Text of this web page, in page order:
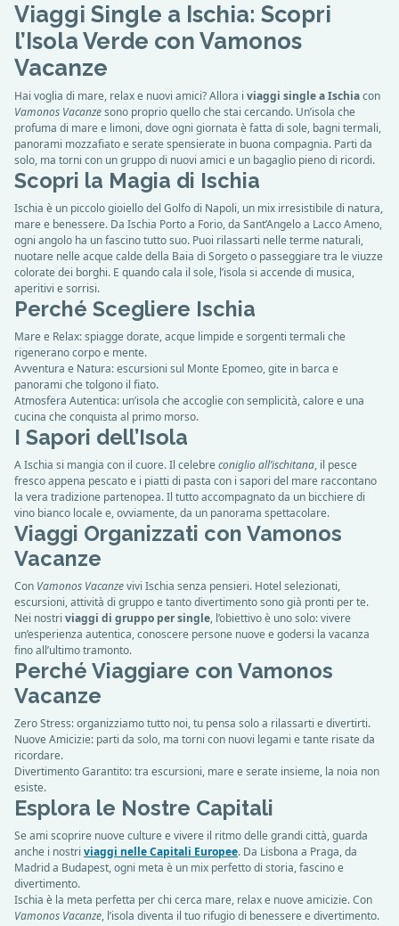
Viaggi Single a Ischia: Scopri
l’Isola Verde con Vamonos
Vacanze
Hai voglia di mare, relax e nuovi amici? Allora i viaggi single a Ischiacon
Vamonos Vacanzesono proprio quello che stai cercando. Un’isola che
profuma di mare e limoni, dove ogni giornata è fatta di sole, bagni termali,
panorami mozzafiato e serate spensierate in buona compagnia. Parti da
solo, ma torni con un gruppo di nuovi amici e un bagaglio pieno di ricordi.
Scopri la Magia di Ischia
Ischia è un piccolo gioiello del Golfo di Napoli, un mix irresistibile di natura,
mare e benessere. Da Ischia Porto a Forio, da Sant’Angelo a Lacco Ameno,
ogni angolo ha un fascino tutto suo. Puoi rilassarti nelle terme naturali,
nuotare nelle acque calde della Baia di Sorgeto o passeggiare tra le viuzze
colorate dei borghi. E quando cala il sole, l’isola si accende di musica,
aperitivi e sorrisi.
Perché Scegliere Ischia
Mare e Relax: spiagge dorate, acque limpide e sorgenti termali che
rigenerano corpo e mente.
Avventura e Natura: escursioni sul Monte Epomeo, gite in barca e
panorami che tolgono il fiato.
Atmosfera Autentica: un’isola che accoglie con semplicità, calore e una
cucina che conquista al primo morso.
I Sapori dell’Isola
A Ischia si mangia con il cuore. Il celebreconiglio all’ischitana, il pesce
fresco appena pescato e i piatti di pasta con i sapori del mare raccontano
la vera tradizione partenopea. Il tutto accompagnato da un bicchiere di
vino bianco locale e, ovviamente, da un panorama spettacolare.
Viaggi Organizzati con Vamonos
Vacanze
Con Vamonos Vacanzevivi Ischia senza pensieri. Hotel selezionati,
escursioni, attività di gruppo e tanto divertimento sono già pronti per te.
Nei nostri viaggi di gruppo per single, l’obiettivo è uno solo: vivere
un’esperienza autentica, conoscere persone nuove e godersi la vacanza
fino all’ultimo tramonto.
Perché Viaggiare con Vamonos
Vacanze
Zero Stress: organizziamo tutto noi, tu pensa solo a rilassarti e divertirti.
Nuove Amicizie: parti da solo, ma torni con nuovi legami e tante risate da
ricordare.
Divertimento Garantito: tra escursioni, mare e serate insieme, la noia non
esiste.
Esplora le Nostre Capitali
Se ami scoprire nuove culture e vivere il ritmo delle grandi città, guarda
anche i nostri viaggi nelle Capitali Europee. Da Lisbona a Praga, da
Madrid a Budapest, ogni meta è un mix perfetto di storia, fascino e
divertimento.
Ischia è la meta perfetta per chi cerca mare, relax e nuove amicizie. Con
Vamonos Vacanze, l’isola diventa il tuo rifugio di benessere e divertimento.